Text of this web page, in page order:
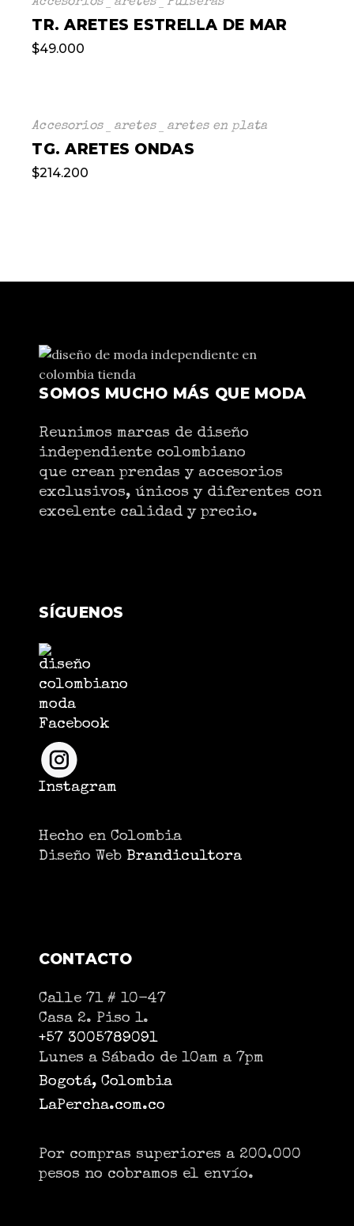
TR. ARETES ESTRELLA DE MAR
$49.000
Accesorios aretes aretes en plata
TG. ARETES ONDAS
$214.200
SOMOS MUCHO MÁS QUE MODA
Reunimos marcas de diseño
independiente colombiano
que crean prendas y accesorios
exclusivos, únicos y diferentes con
excelente calidad y precio.
SÍGUENOS
Facebook
Instagram
Hecho en Colombia
Diseño Web Brandicultora
CONTACTO
Calle 71 # 10-47
Casa 2. Piso 1.
+57 3005789091
Lunes a Sábado de 10am a 7pm
Bogotá, Colombia
LaPercha.com.co
Por compras superiores a 200.000
pesos no cobramos el envío.